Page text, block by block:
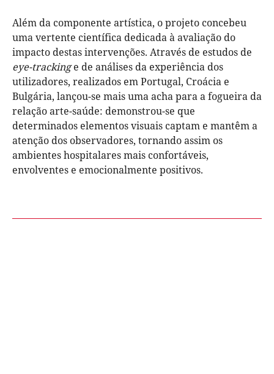
Além da componente artística, o projeto concebeu
uma vertente científica dedicada à avaliação do
impacto destas intervenções. Através de estudos de
eye-trackinge de análises da experiência dos
utilizadores, realizados em Portugal, Croácia e
Bulgária, lançou-se mais uma acha para a fogueira da
relação arte-saúde: demonstrou-se que
determinados elementos visuais captam e mantêm a
atenção dos observadores, tornando assim os
ambientes hospitalares mais confortáveis,
envolventes e emocionalmente positivos.